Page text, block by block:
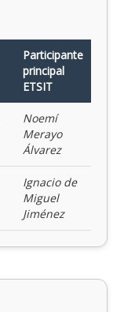
Participante
principal
ETSIT
Noemí
Merayo
Álvarez
Ignacio de
Miguel
Jiménez